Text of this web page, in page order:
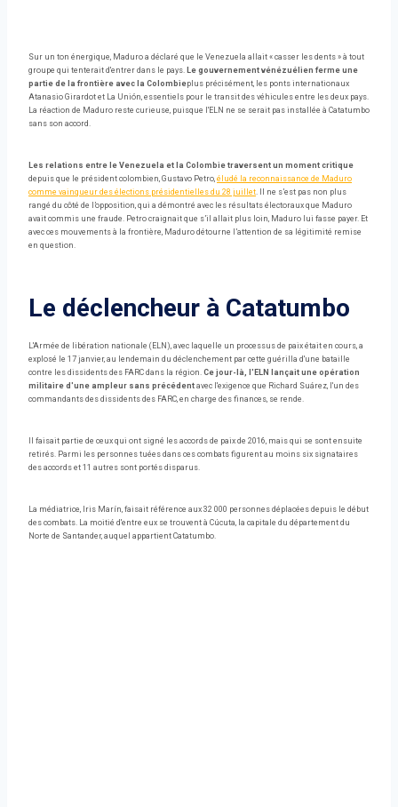
Sur un ton énergique, Maduro a déclaré que le Venezuela allait « casser les dents » à tout
groupe qui tenterait d'entrer dans le pays. Le gouvernement vénézuélien ferme une
partie de la frontière avec la Colombieplus précisément, les ponts internationaux
Atanasio Girardot et La Unión, essentiels pour le transit des véhicules entre les deux pays.
La réaction de Maduro reste curieuse, puisque l'ELN ne se serait pas installée à Catatumbo
sans son accord.
Les relations entre le Venezuela et la Colombie traversent un moment critique
depuis que le président colombien, Gustavo Petro, éludé la reconnaissance de Maduro
comme vainqueur des élections présidentielles du 28 juillet. Il ne s’est pas non plus
rangé du côté de l’opposition, qui a démontré avec les résultats électoraux que Maduro
avait commis une fraude. Petro craignait que s’il allait plus loin, Maduro lui fasse payer. Et
avec ces mouvements à la frontière, Maduro détourne l’attention de sa légitimité remise
en question.
Le déclencheur à Catatumbo
L'Armée de libération nationale (ELN), avec laquelle un processus de paix était en cours, a
explosé le 17 janvier, au lendemain du déclenchement par cette guérilla d'une bataille
contre les dissidents des FARC dans la région. Ce jour-là, l'ELN lançait une opération
militaire d'une ampleur sans précédent avec l'exigence que Richard Suárez, l'un des
commandants des dissidents des FARC, en charge des finances, se rende.
Il faisait partie de ceux qui ont signé les accords de paix de 2016, mais qui se sont ensuite
retirés. Parmi les personnes tuées dans ces combats figurent au moins six signataires
des accords et 11 autres sont portés disparus.
La médiatrice, Iris Marín, faisait référence aux 32 000 personnes déplacées depuis le début
des combats. La moitié d'entre eux se trouvent à Cúcuta, la capitale du département du
Norte de Santander, auquel appartient Catatumbo.